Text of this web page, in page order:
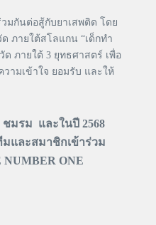
วมกันต่อสู้กับยาเสพติด โดย
ภายใต้สโลแกน “เด็กทำ
ด ภายใต้ 3 ยุทธศาสตร์ เพื่อ
ามเข้าใจ ยอมรับ และให้
ชมรม และในปี 2568
มและสมาชิกเข้าร่วม
ONE